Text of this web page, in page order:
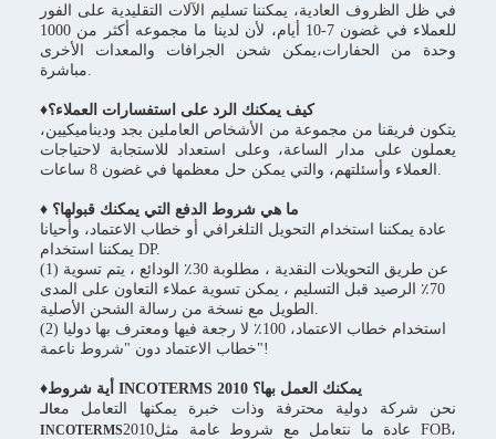
في ظل الظروف العادية، يمكننا تسليم الآلات التقليدية على الفور
للعملاء في غضون 7-10 أيام، لأن لدينا ما مجموعه أكثر من 1000
وحدة من الحفارات،يمكن شحن الجرافات والمعدات الأخرى
مباشرة.
♦كيف يمكنك الرد على استفسارات العملاء؟
يتكون فريقنا من مجموعة من الأشخاص العاملين بجد وديناميكيين،
يعملون على مدار الساعة، وعلى استعداد للاستجابة لاحتياجات
العملاء وأسئلتهم، والتي يمكن حل معظمها في غضون 8 ساعات.
♦ ما هي شروط الدفع التي يمكنك قبولها؟
عادة يمكننا استخدام التحويل التلغرافي أو خطاب الاعتماد، وأحيانا
يمكننا استخدام DP.
(1) عن طريق التحويلات النقدية ، مطلوبة 30٪ الودائع ، يتم تسوية
70٪ الرصيد قبل التسليم ، يمكن تسوية عملاء التعاون على المدى
الطويل مع نسخة من رسالة الشحن الأصلية.
(2) استخدام خطاب الاعتماد، 100٪ لا رجعة فيها ومعترف بها دوليا
خطاب الاعتماد دون "شروط ناعمة"!
♦أية شروط INCOTERMS 2010 يمكنك العمل بها؟
نحن شركة دولية محترفة وذات خبرة يمكنها التعامل معالـ
INCOTERMS2010عادة ما نتعامل مع شروط عامة مثل FOB،